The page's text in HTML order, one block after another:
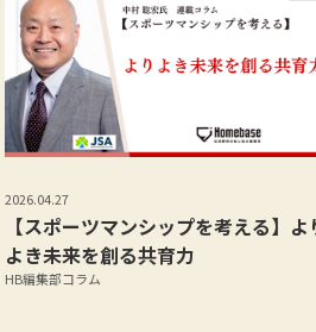
2026.04.27
【スポーツマンシップを考える】よ
よき未来を創る共育力
HB編集部コラム